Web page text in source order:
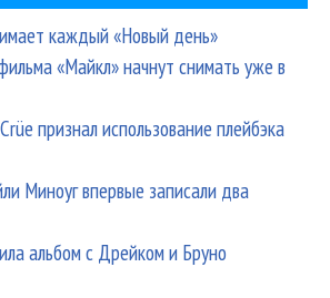
каждый «Новый день»
«Майкл» начнут снимать уже в
признал использование плейбэка
Миноуг впервые записали два
альбом с Дрейком и Бруно